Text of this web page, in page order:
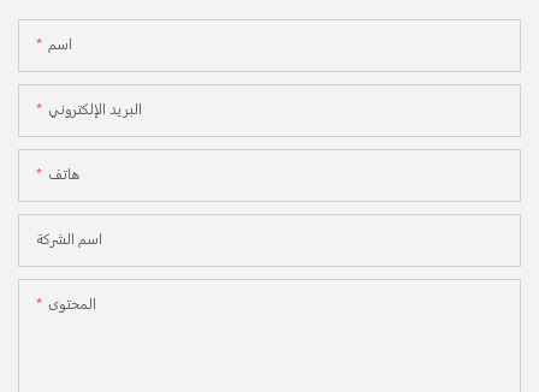
اسم
البريد الإلكتروني
هاتف
اسم الشركة
المحتوى